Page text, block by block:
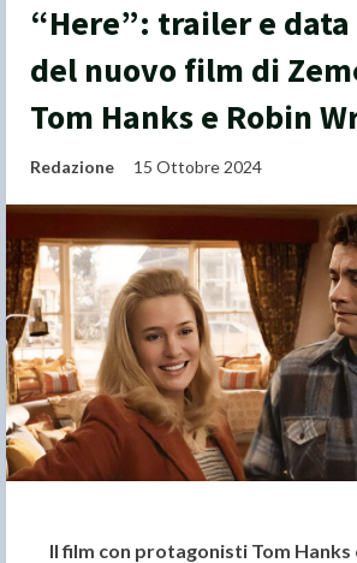
“Here”: trailer e data
del nuovo film di
Tom Hanks e Robin
Redazione 15 Ottobre 2024
Il film con protagonisti Tom Hanks